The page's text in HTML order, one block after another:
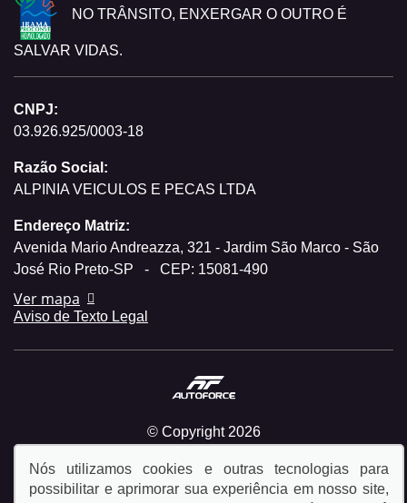
NO TRÂNSITO, ENXERGAR O OUTRO É
SALVAR VIDAS.
CNPJ:
03.926.925/0003-18
Razão Social:
ALPINIA VEICULOS E PECAS LTDA
Endereço Matriz:
Avenida Mario Andreazza, 321 - Jardim São Marco - São
José Rio Preto-SP
- CEP: 15081-490
Ver mapa
Aviso de Texto Legal
© Copyright 2026
privacidade.
Nós utilizamos cookies e outras tecnologias para
possibilitar e aprimorar sua experiência em nosso site,